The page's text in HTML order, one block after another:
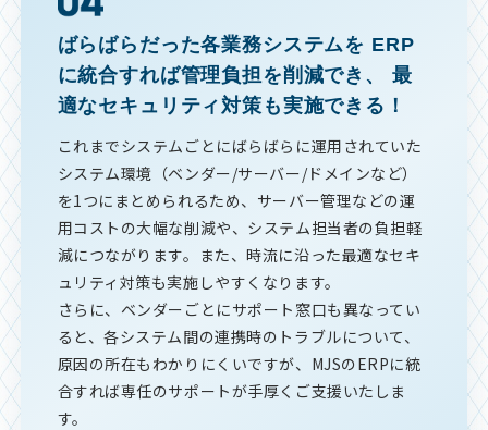
ばらばらだった各業務システムを ERP
に統合すれば管理負担を削減でき、
最
適なセキュリティ対策も実施できる！
これまでシステムごとにばらばらに運用されていた
システム環境（ベンダー/サーバー/ドメインなど）
を1つにまとめられるため、サーバー管理などの運
用コストの大幅な削減や、システム担当者の負担軽
減につながります。また、時流に沿った最適なセキ
ュリティ対策も実施しやすくなります。
さらに、ベンダーごとにサポート窓口も異なってい
ると、各システム間の連携時のトラブルについて、
原因の所在もわかりにくいですが、MJSのERPに統
合すれば専任のサポートが手厚くご支援いたしま
す。